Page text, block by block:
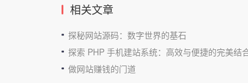
相关文章
探秘网站源码：数字世界的基石
探索 PHP 手机建站系统：高效与便捷的完美结
做网站赚钱的门道